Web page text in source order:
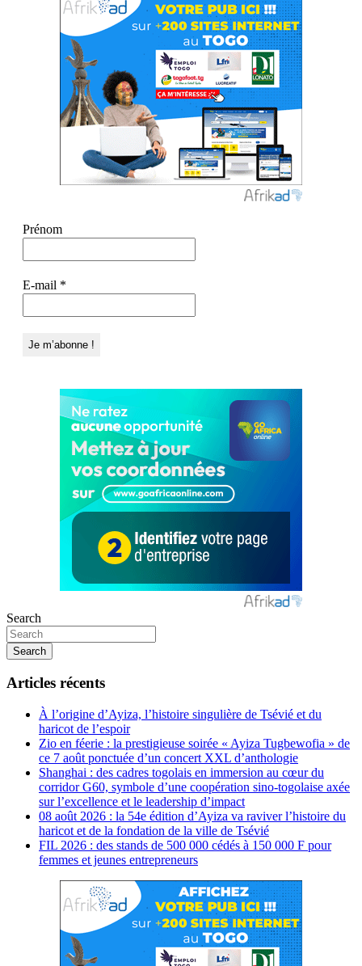
Prénom
E-mail *
Search
Search
Articles récents
À l’origine d’Ayiza, l’histoire singulière de Tsévié et du
haricot de l’espoir
Zio en féerie : la prestigieuse soirée « Ayiza Tugbewofia » de
ce 7 août ponctuée d’un concert XXL d’anthologie
Shanghai : des cadres togolais en immersion au cœur du
corridor G60, symbole d’une coopération sino-togolaise axée
sur l’excellence et le leadership d’impact
08 août 2026 : la 54e édition d’Ayiza va raviver l’histoire du
haricot et de la fondation de la ville de Tsévié
FIL 2026 : des stands de 500 000 cédés à 150 000 F pour
femmes et jeunes entrepreneurs